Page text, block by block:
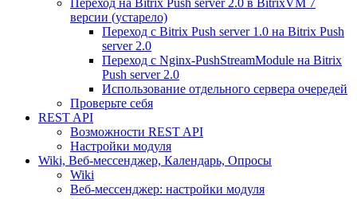
Переход на Bitrix Push server 2.0 в BitrixVM 7
версии (устарело)
Переход с Bitrix Push server 1.0 на Bitrix Push
server 2.0
Переход с Nginx-PushStreamModule на Bitrix
Push server 2.0
Использование отдельного сервера очередей
Проверьте себя
REST API
Возможности REST API
Настройки модуля
Wiki, Веб-мессенджер, Календарь, Опросы
Wiki
Веб-мессенджер: настройки модуля